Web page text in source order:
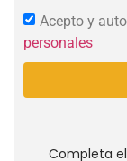
Acepto y
personales
Completa